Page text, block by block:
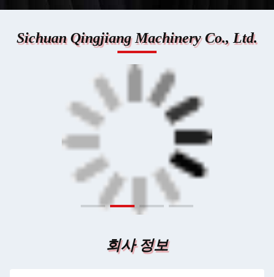
Sichuan Qingjiang Machinery Co., Ltd.
회사 정보